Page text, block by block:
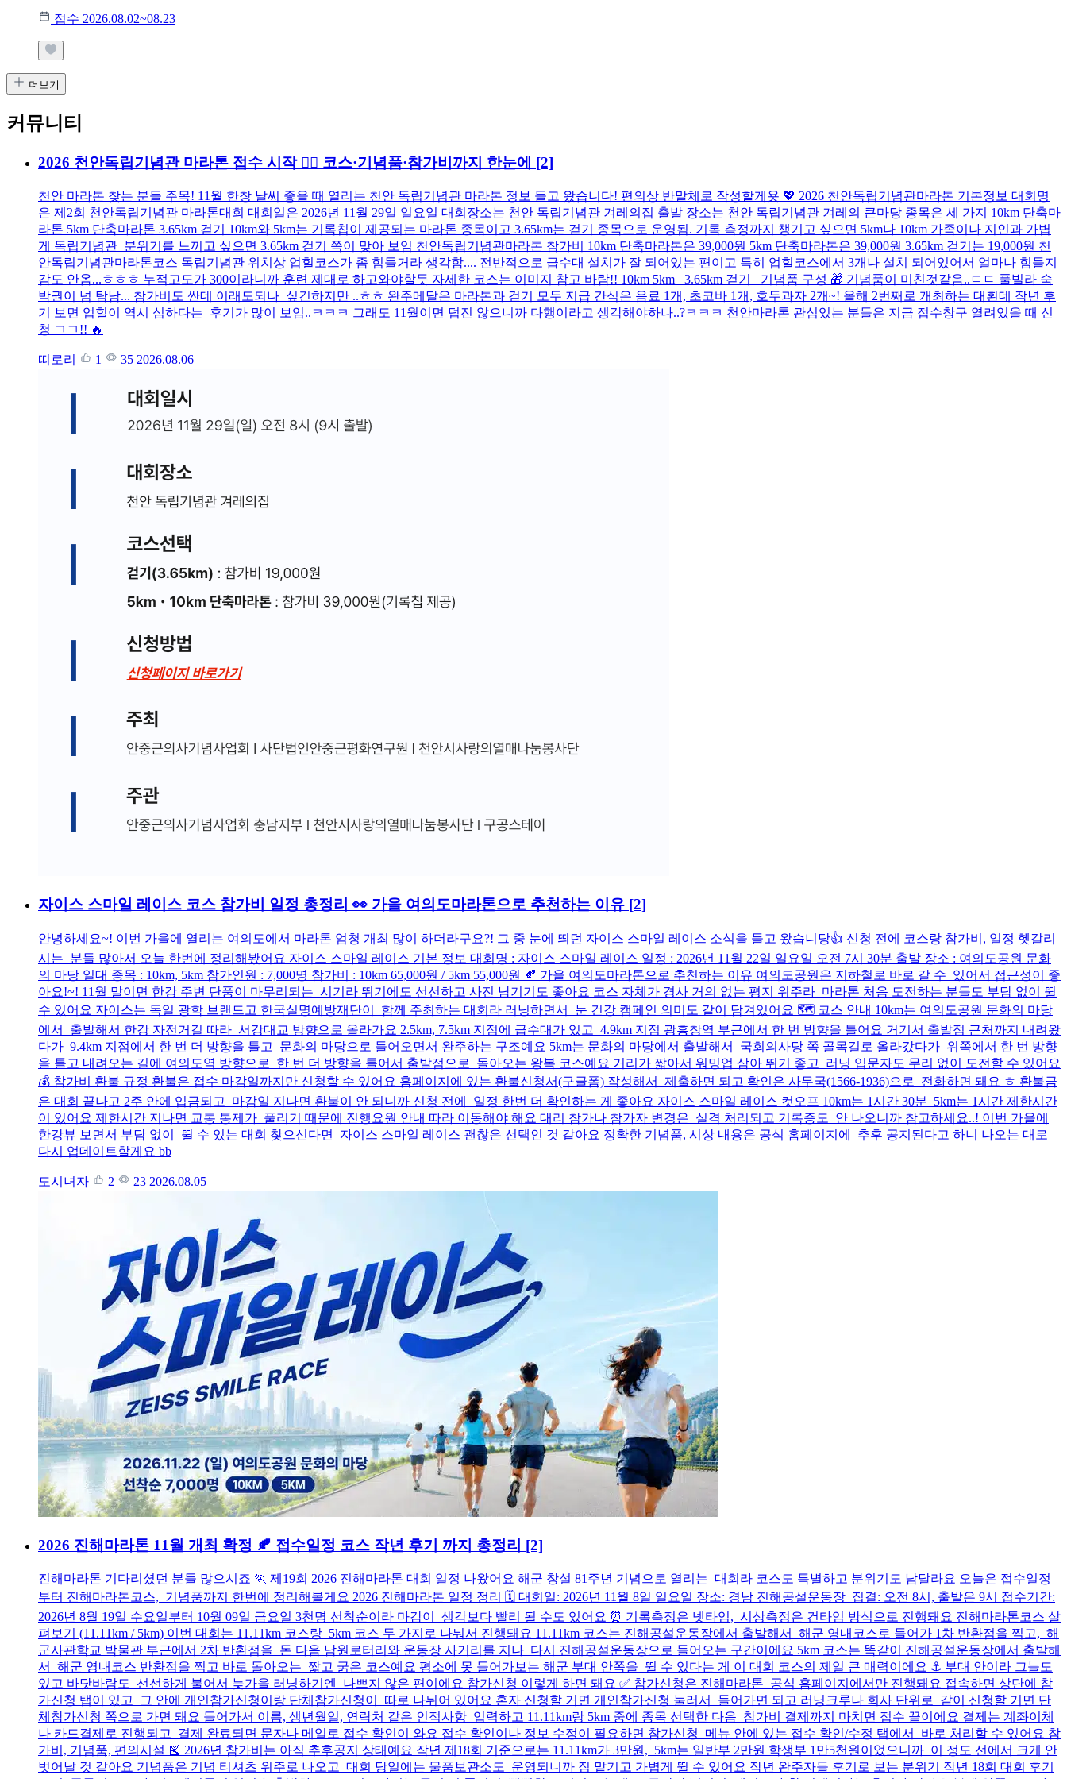
접수 2026.08.02~08.23
더보기
커뮤니티
2026 천안독립기념관 마라톤 접수 시작 🏃‍♂️ 코스·기념품·참가비까지 한눈에 [2]
천안 마라톤 찾는 분들 주목! 11월 한창 날씨 좋을 때 열리는 천안 독립기념관 마라톤 정보 들고 왔습니다! 편의상 반말체로 작성할게욧 💖 2026 천안독립기념관마라톤 기본정보 대회명
은 제2회 천안독립기념관 마라톤대회 대회일은 2026년 11월 29일 일요일 대회장소는 천안 독립기념관 겨레의집 출발 장소는 천안 독립기념관 겨레의 큰마당 종목은 세 가지 10km 단축마
라톤 5km 단축마라톤 3.65km 걷기 10km와 5km는 기록칩이 제공되는 마라톤 종목이고 3.65km는 걷기 종목으로 운영됨. 기록 측정까지 챙기고 싶으면 5km나 10km 가족이나 지인과 가볍
게 독립기념관 분위기를 느끼고 싶으면 3.65km 걷기 쪽이 맞아 보임 천안독립기념관마라톤 참가비 10km 단축마라톤은 39,000원 5km 단축마라톤은 39,000원 3.65km 걷기는 19,000원 천
안독립기념관마라톤코스 독립기념관 위치상 업힐코스가 좀 힘들거라 생각함.... 전반적으로 급수대 설치가 잘 되어있는 편이고 특히 업힐코스에서 3개나 설치 되어있어서 얼마나 힘들지
감도 안옴...ㅎㅎㅎ 누적고도가 300이라니까 훈련 제대로 하고와야할듯 자세한 코스는 이미지 참고 바람!! 10km 5km 3.65km 걷기 기념품 구성 🎁 기념품이 미친것같음..ㄷㄷ 풀빌라 숙
박권이 넘 탐남... 참가비도 싼데 이래도되나 싶긴하지만 ..ㅎㅎ 완주메달은 마라톤과 걷기 모두 지급 간식은 음료 1개, 초코바 1개, 호두과자 2개~! 올해 2번째로 개최하는 대횐데 작년 후
기 보면 업힐이 역시 심하다는 후기가 많이 보임..ㅋㅋㅋ 그래도 11월이면 덥진 않으니까 다행이라고 생각해야하나..?ㅋㅋㅋ 천안마라톤 관심있는 분들은 지금 접수창구 열려있을 때 신
청 ㄱㄱ!! 🔥
띠로리 1 35 2026.08.06
자이스 스마일 레이스 코스 참가비 일정 총정리 👀 가을 여의도마라톤으로 추천하는 이유 [2]
안녕하세요~! 이번 가을에 열리는 여의도에서 마라톤 엄청 개최 많이 하더라구요?! 그 중 눈에 띄던 자이스 스마일 레이스 소식을 들고 왔습니당👍 신청 전에 코스랑 참가비, 일정 헷갈리
시는 분들 많아서 오늘 한번에 정리해봤어요 자이스 스마일 레이스 기본 정보 대회명 : 자이스 스마일 레이스 일정 : 2026년 11월 22일 일요일 오전 7시 30분 출발 장소 : 여의도공원 문화
의 마당 일대 종목 : 10km, 5km 참가인원 : 7,000명 참가비 : 10km 65,000원 / 5km 55,000원 🍂 가을 여의도마라톤으로 추천하는 이유 여의도공원은 지하철로 바로 갈 수 있어서 접근성이 좋
아요!~! 11월 말이면 한강 주변 단풍이 마무리되는 시기라 뛰기에도 선선하고 사진 남기기도 좋아요 코스 자체가 경사 거의 없는 평지 위주라 마라톤 처음 도전하는 분들도 부담 없이 뛸
수 있어요 자이스는 독일 광학 브랜드고 한국실명예방재단이 함께 주최하는 대회라 러닝하면서 눈 건강 캠페인 의미도 같이 담겨있어요 🗺️ 코스 안내 10km는 여의도공원 문화의 마당
에서 출발해서 한강 자전거길 따라 서강대교 방향으로 올라가요 2.5km, 7.5km 지점에 급수대가 있고 4.9km 지점 광흥창역 부근에서 한 번 방향을 틀어요 거기서 출발점 근처까지 내려왔
다가 9.4km 지점에서 한 번 더 방향을 틀고 문화의 마당으로 들어오면서 완주하는 구조예요 5km는 문화의 마당에서 출발해서 국회의사당 쪽 골목길로 올라갔다가 위쪽에서 한 번 방향
을 틀고 내려오는 길에 여의도역 방향으로 한 번 더 방향을 틀어서 출발점으로 돌아오는 왕복 코스예요 거리가 짧아서 워밍업 삼아 뛰기 좋고 러닝 입문자도 무리 없이 도전할 수 있어요
💰 참가비 환불 규정 환불은 접수 마감일까지만 신청할 수 있어요 홈페이지에 있는 환불신청서(구글폼) 작성해서 제출하면 되고 확인은 사무국(1566-1936)으로 전화하면 돼요 ㅎ 환불금
은 대회 끝나고 2주 안에 입금되고 마감일 지나면 환불이 안 되니까 신청 전에 일정 한번 더 확인하는 게 좋아요 자이스 스마일 레이스 컷오프 10km는 1시간 30분 5km는 1시간 제한시간
이 있어요 제한시간 지나면 교통 통제가 풀리기 때문에 진행요원 안내 따라 이동해야 해요 대리 참가나 참가자 변경은 실격 처리되고 기록증도 안 나오니까 참고하세요..! 이번 가을에
한강뷰 보면서 부담 없이 뛸 수 있는 대회 찾으신다면 자이스 스마일 레이스 괜찮은 선택인 것 같아요 정확한 기념품, 시상 내용은 공식 홈페이지에 추후 공지된다고 하니 나오는 대로
다시 업데이트할게요 bb
도시녀자 2 23 2026.08.05
2026 진해마라톤 11월 개최 확정 🍂 접수일정 코스 작년 후기 까지 총정리 [2]
진해마라톤 기다리셨던 분들 많으시죠 🏃 제19회 2026 진해마라톤 대회 일정 나왔어요 해군 창설 81주년 기념으로 열리는 대회라 코스도 특별하고 분위기도 남달라요 오늘은 접수일정
부터 진해마라톤코스, 기념품까지 한번에 정리해볼게요 2026 진해마라톤 일정 정리 🗓️ 대회일: 2026년 11월 8일 일요일 장소: 경남 진해공설운동장 집결: 오전 8시, 출발은 9시 접수기간:
2026년 8월 19일 수요일부터 10월 09일 금요일 3천명 선착순이라 마감이 생각보다 빨리 될 수도 있어요 ⏰ 기록측정은 넷타임, 시상측정은 건타임 방식으로 진행돼요 진해마라톤코스 살
펴보기 (11.11km / 5km) 이번 대회는 11.11km 코스랑 5km 코스 두 가지로 나눠서 진행돼요 11.11km 코스는 진해공설운동장에서 출발해서 해군 영내코스로 들어가 1차 반환점을 찍고, 해
군사관학교 박물관 부근에서 2차 반환점을 돈 다음 남원로터리와 운동장 사거리를 지나 다시 진해공설운동장으로 들어오는 구간이에요 5km 코스는 똑같이 진해공설운동장에서 출발해
서 해군 영내코스 반환점을 찍고 바로 돌아오는 짧고 굵은 코스예요 평소에 못 들어가보는 해군 부대 안쪽을 뛸 수 있다는 게 이 대회 코스의 제일 큰 매력이에요 ⚓ 부대 안이라 그늘도
있고 바닷바람도 선선하게 불어서 늦가을 러닝하기엔 나쁘지 않은 편이에요 참가신청 이렇게 하면 돼요 ✅ 참가신청은 진해마라톤 공식 홈페이지에서만 진행돼요 접속하면 상단에 참
가신청 탭이 있고 그 안에 개인참가신청이랑 단체참가신청이 따로 나뉘어 있어요 혼자 신청할 거면 개인참가신청 눌러서 들어가면 되고 러닝크루나 회사 단위로 같이 신청할 거면 단
체참가신청 쪽으로 가면 돼요 들어가서 이름, 생년월일, 연락처 같은 인적사항 입력하고 11.11km랑 5km 중에 종목 선택한 다음 참가비 결제까지 마치면 접수 끝이에요 결제는 계좌이체
나 카드결제로 진행되고 결제 완료되면 문자나 메일로 접수 확인이 와요 접수 확인이나 정보 수정이 필요하면 참가신청 메뉴 안에 있는 접수 확인/수정 탭에서 바로 처리할 수 있어요 참
가비, 기념품, 편의시설 🎽 2026년 참가비는 아직 추후공지 상태예요 작년 제18회 기준으로는 11.11km가 3만원, 5km는 일반부 2만원 학생부 1만5천원이었으니까 이 정도 선에서 크게 안
벗어날 것 같아요 기념품은 기념 티셔츠 위주로 나오고 대회 당일에는 물품보관소도 운영되니까 짐 맡기고 가볍게 뛸 수 있어요 작년 완주자들 후기로 보는 분위기 작년 18회 대회 후기